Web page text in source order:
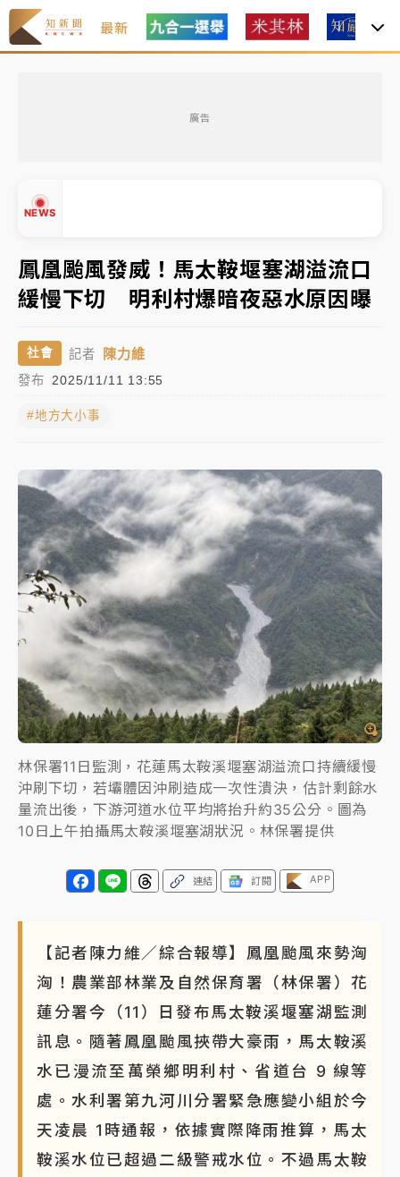
最新
廣告
NEWS
中颱白海豚環流掠北海！今明防劇烈降雨 東部高溫飆
38度
周末精選｜ 慈濟遭詐10億完整始末曝！律師掮客大玩兩
面手法 郭台銘、蔡英文成關鍵
本周爆款短影音｜ 柯文哲帶電子手鐶拄拐杖現身／周玉
周末精選｜
任 預算難關如何解？
父親節玩樂園！六福村今明2天「爸爸免費」 遠雄海洋
買1送1
白海豚逼近！新北高灘地停車場下午4時強制拖吊 中午
開放水門周邊紅黃線停車
中颱白海豚環流掠北海！今明防劇烈降雨 東部高溫飆
38度
周末精選｜
慈濟遭詐10億完整始末曝！律師掮客大玩兩
面手法 郭台銘、蔡英文成關鍵
本周爆款短影音｜ 柯文哲帶電子手鐶拄拐杖現身／周玉
蔻蔡玉真開撕爆料
周末精選｜ 跨境網購族注意！EZ Way若改由政府委
任 預算難關如何解？
蔣萬安的建中同學！47歲法律學霸戰桃園 公開上任首
鳳凰颱風發威！馬太鞍堰塞湖溢流口
緩慢下切 明利村爆暗夜惡水原因曝
社會 記者 陳力維
發布 2025/11/11 13:55
#地方大小事
林保署11日監測，花蓮馬太鞍溪堰塞湖溢流口持續緩慢
沖刷下切，若壩體因沖刷造成一次性潰決，估計剩餘水
量流出後，下游河道水位平均將抬升約35公分。圖為
10日上午拍攝馬太鞍溪堰塞湖狀況。林保署提供
連結 訂閱 APP
【記者陳力維／綜合報導】鳳凰颱風來勢洶
洶！農業部林業及自然保育署（林保署）花
蓮分署今（11）日發布馬太鞍溪堰塞湖監測
訊息。隨著鳳凰颱風挾帶大豪雨，馬太鞍溪
水已漫流至萬榮鄉明利村、省道台 9 線等
處。水利署第九河川分署緊急應變小組於今
天凌晨 1時通報，依據實際降雨推算，馬太
鞍溪水位已超過二級警戒水位。不過馬太鞍